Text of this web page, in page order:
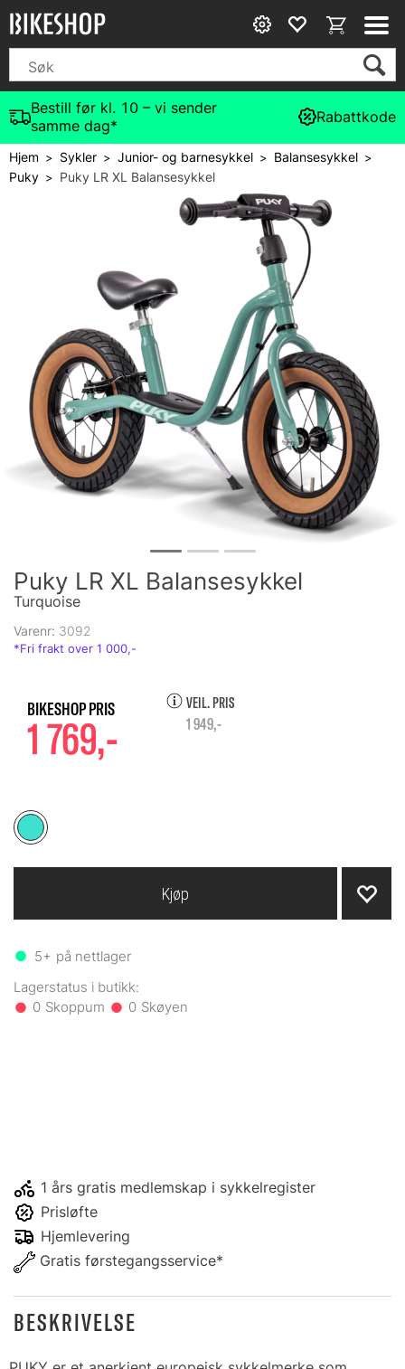
Bestill før kl. 10 – vi sender
samme dag*
Rabattkode
Hjem> Sykler>Junior- og barnesykkel > Balansesykkel >
Puky> Puky LR XL Balansesykkel
Puky LR XL Balansesykkel
Turquoise
Varenr: 3092
1 769,-
VEIL. PRIS
1 949,-
5+ på nettlager
0 0
Kjøp
1 års gratis medlemskap i sykkelregister
Prisløfte
Hjemlevering
Gratis førstegangsservice*
BESKRIVELSE